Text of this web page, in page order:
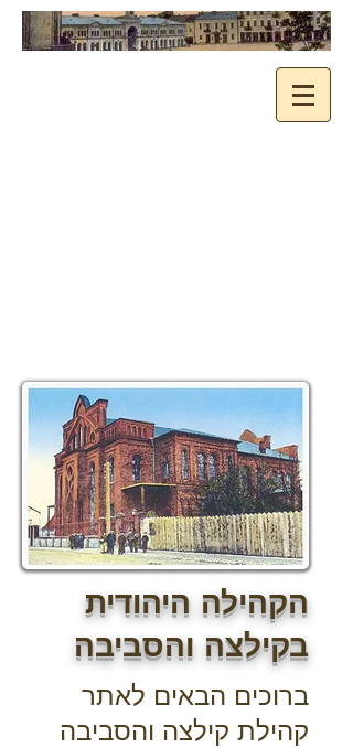
הקהילה היהודית
בקילצה והסביבה
ברוכים הבאים לאתר
קהילת קילצה והסביבה